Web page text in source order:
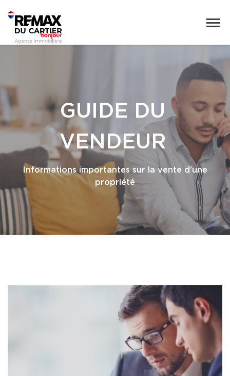
GUIDE DU
VENDEUR
Informations importantes sur la vente d’une
propriété